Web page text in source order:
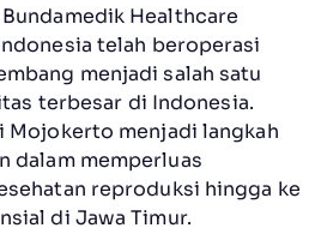
Healthcare
telah beroperasi
menjadi salah satu
terbesar di Indonesia.
Mojokerto menjadi langkah
dalam memperluas
reproduksi hingga ke
di Jawa Timur.